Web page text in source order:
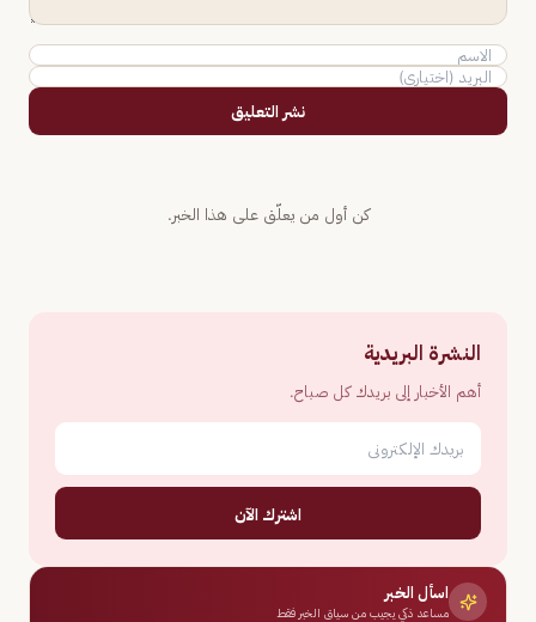
نشر التعليق
كن أول من يعلّق على هذا الخبر.
النشرة البريدية
أهم الأخبار إلى بريدك كل صباح.
اشترك الآن
اسأل الخبر
مساعد ذكي يجيب من سياق الخبر فقط